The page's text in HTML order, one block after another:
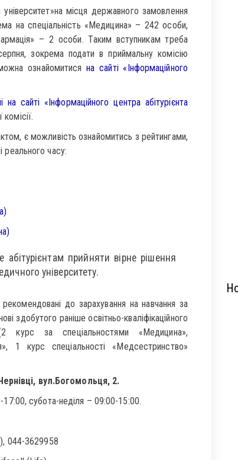
місця державного замовлення
на спеціальність «Медицина» – 242 особи,
– 2 особи. Таким вступникам треба
зокрема подати в приймальну комісію
можна ознайомитисяна сайті «Інформаційного
сайті «Інформаційного центра абітурієнта
є можливість ознайомитись з рейтингами,
реального часу:
прийняти вірне рішення
університету.
до зарахування на навчання за
здобутого раніше освітньо-кваліфікаційного
курс за спеціальностями «Медицина»,
1 курс спеціальності «Медсестринство»
вул.Богомольця, 2.
17:00, субота-неділя – 09:00-15:00.
044-3629958